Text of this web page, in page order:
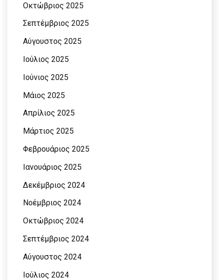
Οκτώβριος 2025
Σεπτέμβριος 2025
Αύγουστος 2025
Ιούλιος 2025
Ιούνιος 2025
Μάιος 2025
Απρίλιος 2025
Μάρτιος 2025
Φεβρουάριος 2025
Ιανουάριος 2025
Δεκέμβριος 2024
Νοέμβριος 2024
Οκτώβριος 2024
Σεπτέμβριος 2024
Αύγουστος 2024
Ιούλιος 2024